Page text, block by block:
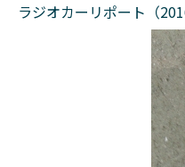
ラジオカーリポート（